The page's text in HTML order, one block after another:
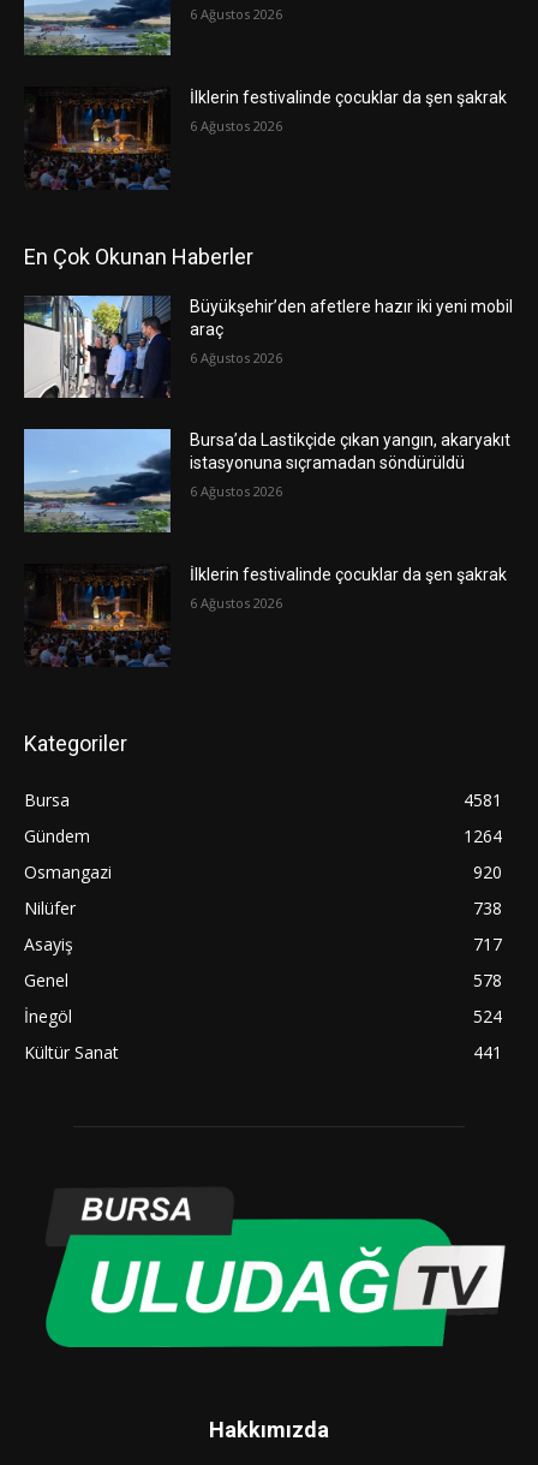
6 Ağustos 2026
İlklerin festivalinde çocuklar da şen şakrak
6 Ağustos 2026
En Çok Okunan Haberler
Büyükşehir’den afetlere hazır iki yeni mobil
araç
6 Ağustos 2026
Bursa’da Lastikçide çıkan yangın, akaryakıt
istasyonuna sıçramadan söndürüldü
6 Ağustos 2026
İlklerin festivalinde çocuklar da şen şakrak
6 Ağustos 2026
Kategoriler
Bursa
4581
Gündem
1264
Osmangazi
920
Nilüfer
738
Asayiş
717
Genel
578
İnegöl
524
Kültür Sanat
441
Hakkımızda